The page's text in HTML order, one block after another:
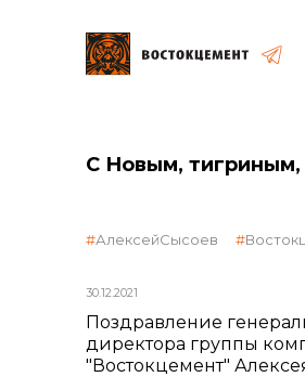
Закупки
объявленные
С Новым, тигриным,
30.12.2021
АлексейСысоев
Поздравление
директора группы
"Востокцемент"